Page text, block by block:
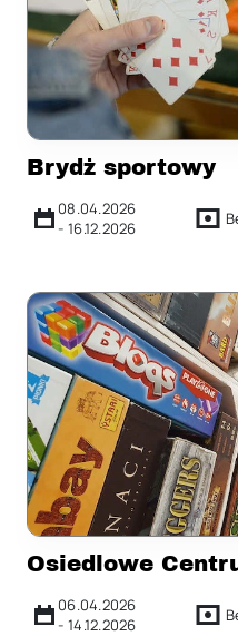
Brydż sportowy
08.04.2026
- 16.12.2026
Osiedlowe
06.04.2026
- 14.12.2026